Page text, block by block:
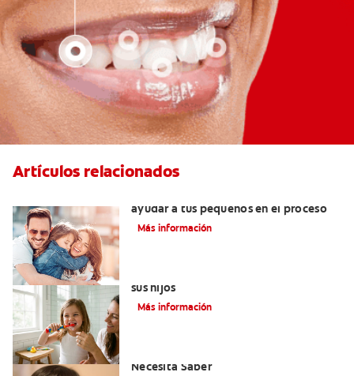
Artículos relacionados
ayudar a tus pequeños en el proceso
Más información
sus hijos
Más información
Necesita Saber